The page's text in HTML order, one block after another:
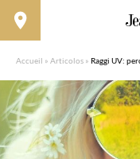
Accueil » Articolos » Raggi UV: